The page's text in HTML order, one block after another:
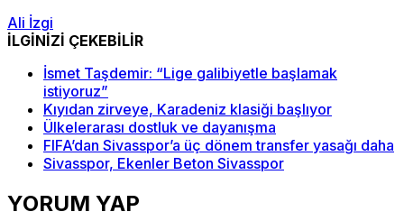
Ali İzgi
İLGİNİZİ ÇEKEBİLİR
İsmet Taşdemir: “Lige galibiyetle başlamak
istiyoruz”
Kıyıdan zirveye, Karadeniz klasiği başlıyor
Ülkelerarası dostluk ve dayanışma
FIFA’dan Sivasspor’a üç dönem transfer yasağı daha
Sivasspor, Ekenler Beton Sivasspor
YORUM YAP